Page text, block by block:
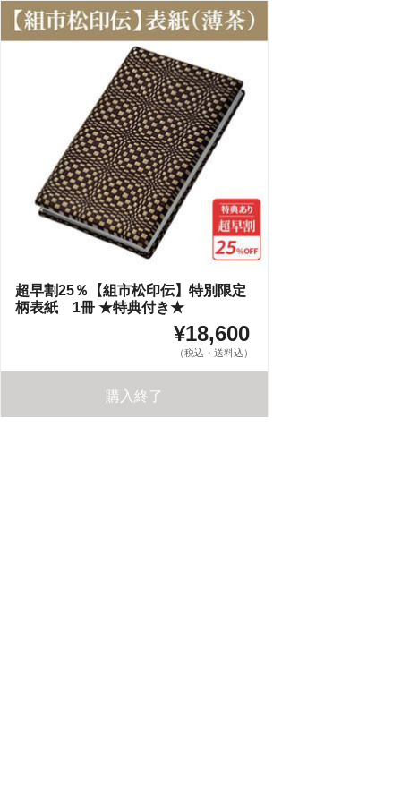
超早割25％【組市松印伝】特別限定
柄表紙 1冊 ★特典付き★
¥18,600
（税込・送料込）
購入終了